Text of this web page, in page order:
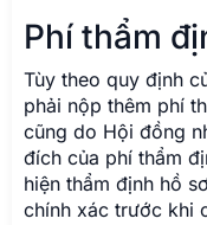
Phí thẩm
Tùy theo quy định
phải nộp thêm phí
cũng do Hội đồng
đích của phí thẩm
hiện thẩm định hồ
chính xác trước khi